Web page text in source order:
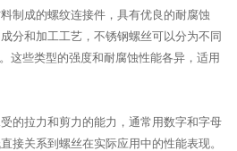
制成的螺纹连接件，具有优良的耐腐蚀
分和加工工艺，不锈钢螺丝可以分为不同
这些类型的强度和耐腐蚀性能各异，适用
的拉力和剪力的能力，通常用数字和字母
接关系到螺丝在实际应用中的性能表现。